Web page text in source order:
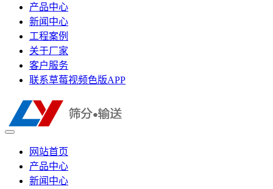
产品中心
新闻中心
工程案例
关于厂家
客户服务
联系草莓视频色版APP
网站首页
产品中心
新闻中心